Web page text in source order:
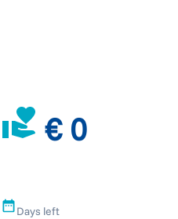
€ 0
Days left